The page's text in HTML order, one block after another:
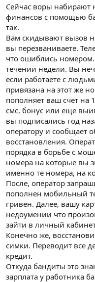
а
Сейчас воры набирают
финансов с помощью
так.
Вам скидывают вызов
вы перезваниваете.
что ошиблись номером.
течении недели. Вы
если работаете с
привязана на этот же
пополняет ваш счет на
смс, бонус или еще
вы подписались год
оператору и сообщает
восстановления.
порядка в борьбе с
номера на которые вы
именно те номера, на
После, оператор
пополнен мобильный
гривен. Далее, вашу
недоумении что
зайти в личный
Конечно же,
симки. Переводит все
кредит.
Откуда бандиты это
зарплата у работника